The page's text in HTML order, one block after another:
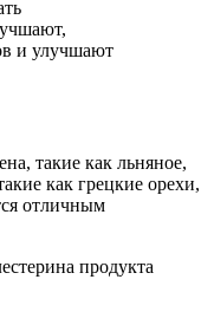
и улучшают
такие как льняное,
как грецкие орехи,
отличным
продукта